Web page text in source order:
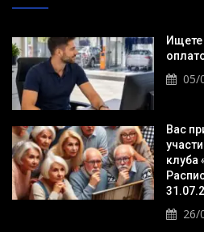
Ищете
05/
Вас
клуба
26/